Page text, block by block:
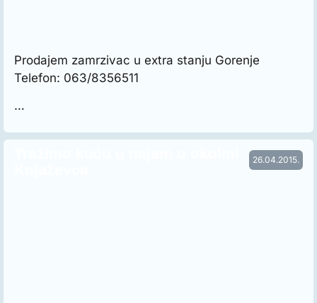
Prodajem zamrzivac u extra stanju Gorenje
Telefon: 063/8356511
…
26.04.2015.